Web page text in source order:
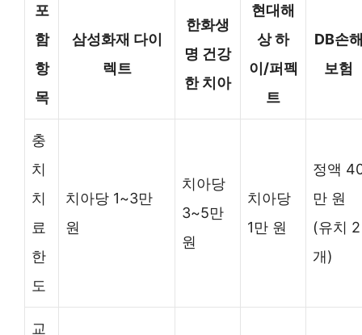
포
함
항
목
삼성화재 다이
렉트
한화생
명 건강
한 치아
현대해
상 하
이/퍼펙
트
DB손
보험
충
치
치
료
한
도
치아당 1~3만
원
치아당
3~5만
원
치아당
1만 원
정액
만 원
(유치 2
개)
교